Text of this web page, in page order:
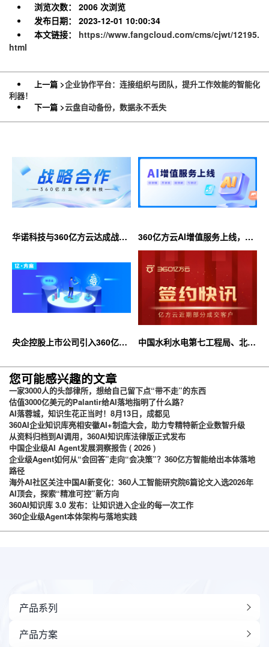
浏览次数：
2006 次浏览
发布日期：
2023-12-01 10:00:34
本文链接：
https://www.fangcloud.com/cms/cjwt/12195.
html
上一篇 >企业协作平台：连接组织与团队，提升工作效能的智能化
利器！
下一篇 >云盘自动备份，数据永不丢失
华诺科技与360亿方云达成战略
360亿方云AI增值服务上线，超
大限时优惠等你来！
央企控股上市公司引入360亿方
台
中国水利水电第七工程局、北京
您可能感兴趣的文章
一家3000人的头部律所，想给自己留下点“带不走”的东西
估值3000亿美元的Palantir给AI落地指明了什么路？
AI落蓉城，知识生花正当时！8月13日，成都见
360AI企业知识库亮相安徽AI+制造大会，助力专精特新企业数智升级
从资料归档到AI调用，360AI知识库法律版正式发布
中国企业级AI Agent发展洞察报告 ( 2026 )
企业级Agent如何从“会回答”走向“会决策”？360亿方智能给出本体落地
路径
海外AI社区关注中国AI新变化：360人工智能研究院6篇论文入选2026年
AI顶会，探索“精准可控”新方向
360AI知识库 3.0 发布：让知识进入企业的每一次工作
360企业级Agent本体架构与落地实践
产品系列
产品方案